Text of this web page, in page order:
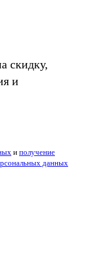
скидку,
и
и получение
данных